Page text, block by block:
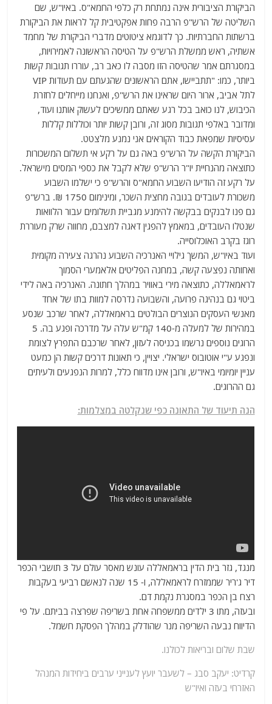
הביקורת הציבורית אינה נמתחת רק כלפי החמא"ס. באיו"ש, שם
השליטה של הרש"פ הרבה פחות אפקטיבית קל לראות את הביקורת
ברשתות החברתיות. כך לדוגמא ציטוטים מדברי הביקורת של מחמד
אשתיה, ראש ממשלת הרש"פ על הטיסה הראשונה לאמירויות,
במסגרתם אמר שהטיסה הזו מסבה לו כאב רב, עוררו תגובות קשות
ביותר, כמו: "תתביישו, אתם הראשונים שהגעתם עם תעודות VIP
לתל אביב, ארור היום שראינו את הרש"פ, ואנחנו מייחלים לחזרת
הכיבוש, לנו כואב בכל רגע שאתם ממשיכים לעשוק אותנו ועוד,
ומדובר באלפי תגובות מסוג זה, ורובן קשות יותר וכוללות קללות
עסיסיות שמפאת כבוד הקוראים אני נמנע מלצטט.
הביקורת הקשה על הרש"פ באה גם על רקע אי תשלום המשכורות
כתוצאה מהנחיית יו"ר הרש"פ שלא לקבל את כספי המסים מישראל.
על רקע זה הודיעו השבוע החמא"ס והרש"פ כי ישלמו השבוע
משכורת לעובדים בגובה מחצית השכר, ומינימום 1750 ₪. ברש"פ
גם פנו לבנקים בבקשה להימנע מגביית תשלומים עבור הלוואות
שנטלו העובדים, במאמץ להפגין דאגה למצבם, מחווה שרק מעוררת
רוגז בקרב האוכלוסייה.
ועוד באיו"ש, המשך גילויי האנרכיה השבוע נהרגה צעירה מקומית
ואחותה נפצעה קשה, במחנה הפליטים אלאמערי הסמוך
לראמאללה, כתוצאה מירי באוויר במהלך חתונה. האנרכיה באה לידי
ביטוי גם בנהיגה פרועה, והשבועה נדרסה למוות בתו של אחד
מאנשי העסקים הנוצרים הבולטים בראמאללה, לאחר שרכב שנסע
במהירות של למעלה מ-140 קמ"ש עלה על מדרכה ופגע בה. 5
הרוגים נוספים נרשמו בכניסה לעזון, לאחר שרכבם התפרץ לצומת
ונפגע ע"י אוטובוס ישראלי. יצויין, כי תאונות דרכים קשות הן כמעט
עניין יומיומי באיו"ש, ורובן אינו מדווח כלל, למרות הנפגעים ולעיתים
גם ההרוגים.
הנה תיעוד של התאונה כפי שנקלטה במצלמות:
מנגד, גזר בית הדין בראמאללה עונש מאסר עולם על 3 תושבי הכפר
דיר ג'ריר שממזרח לראמאללה, ו- 15 שנה לנאשם רביעי בעקבות
רצח בן הכפר במסגרת נקמת דם.
ובעזה, מתו 3 ילדים ממשפחה אחת בשריפה שפרצה בביתם. על פי
הדיווח נבעה השריפה מנר שהודלק במהלך הפסקת חשמל.
שבת שלום ובריאות לכולנו.
קרדיט: יעקב סבג – לשעבר יועץ לענייני ערבים ביחידות המנהל
האזרחי בעזה ואיו"ש